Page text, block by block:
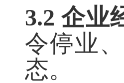
3.2 企业
令停业
态。